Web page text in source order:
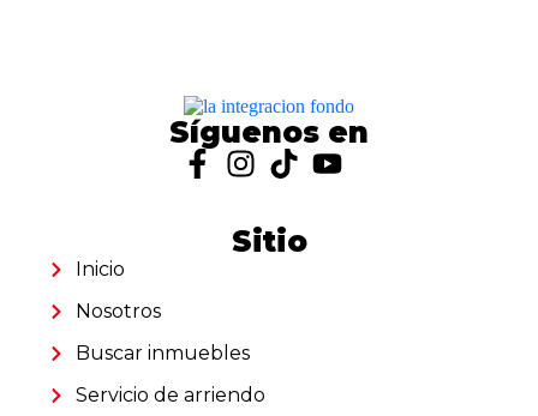
Síguenos en
Sitio
Inicio
Nosotros
Buscar inmuebles
Servicio de arriendo